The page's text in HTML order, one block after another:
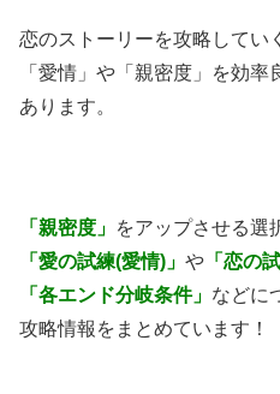
恋のストーリーを攻略してい
「愛情」や「親密度」を効
あります。
「親密度」 をアップさせる選
「愛の試練(愛情)」 や 「恋の
「各エンド分岐条件」 などに
攻略情報をまとめています！